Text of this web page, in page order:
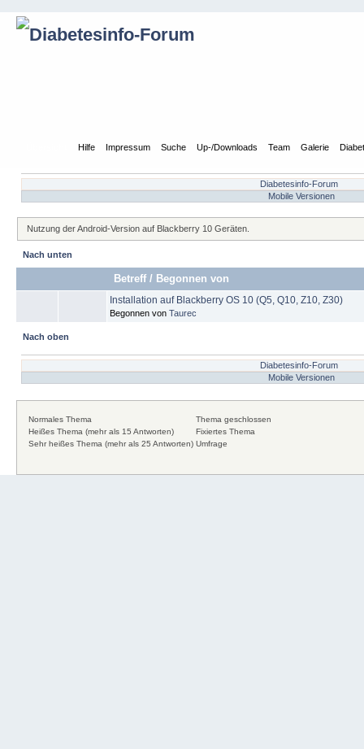
Hilfe Impressum Suche Up-/Downloads Team Galerie
Diabetesinfo-Forum
Mobile Versionen
Nutzung der Android-Version auf Blackberry 10 Geräten.
Nach unten
Betreff/ Begonnen von
Installation auf Blackberry OS 10 (Q5, Q10, Z10, Z30)
Begonnen von Taurec
Nach oben
Diabetesinfo-Forum
Mobile Versionen
Normales Thema
Heißes Thema (mehr als 15 Antworten)
Sehr heißes Thema (mehr als 25 Antworten)
Thema geschlossen
Fixiertes Thema
Umfrage